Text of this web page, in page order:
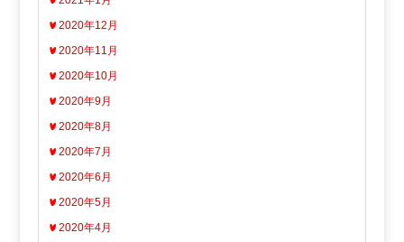
2020年12月
2020年11月
2020年10月
2020年9月
2020年8月
2020年7月
2020年6月
2020年5月
2020年4月